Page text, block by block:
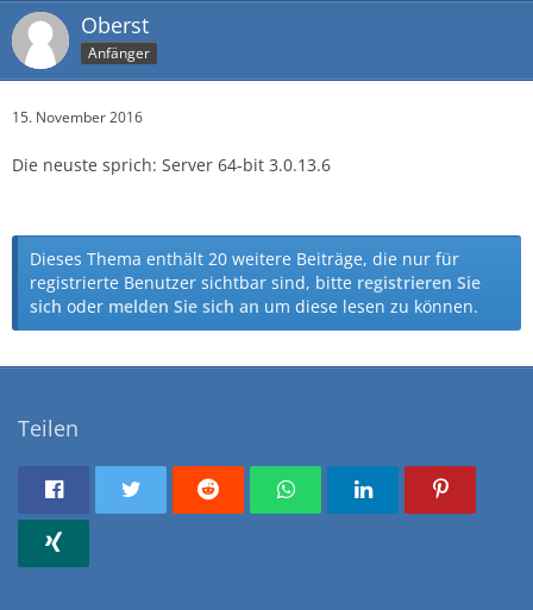
Oberst
Anfänger
15. November 2016
Die neuste sprich: Server 64-bit 3.0.13.6
Dieses Thema enthält 20 weitere Beiträge, die nur für
registrierte Benutzer sichtbar sind, bitte registrieren Sie
sich oder melden Sie sich an um diese lesen zu können.
Teilen